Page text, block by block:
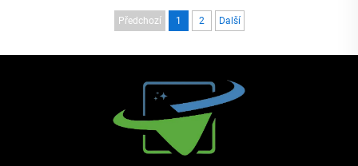
Předchozí 1 2 Další